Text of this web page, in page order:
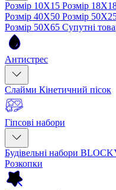
Розмір 10Х15 Розмір
Розмір 40Х50 Розмір
Розмір 50Х65 Супутні
Антистрес
Слайми Кінетичний пісок
Гіпсові набори
Будівельні набори
Розкопки